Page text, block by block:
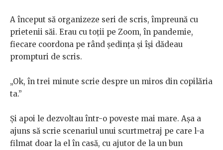
A început să organizeze seri de scris, împreună cu
prietenii săi. Erau cu toții pe Zoom, în pandemie,
fiecare coordona pe rând ședința și își dădeau
prompturi de scris.
„Ok, în trei minute scrie despre un miros din copilăria
ta.”
Și apoi le dezvoltau într-o poveste mai mare. Așa a
ajuns să scrie scenariul unui scurtmetraj pe care l-a
filmat doar la el în casă, cu ajutor de la un bun